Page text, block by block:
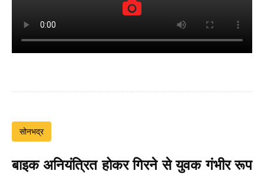
सोनभद्र
बाइक अनियंत्रित होकर गिरने से युवक गंभीर रूप